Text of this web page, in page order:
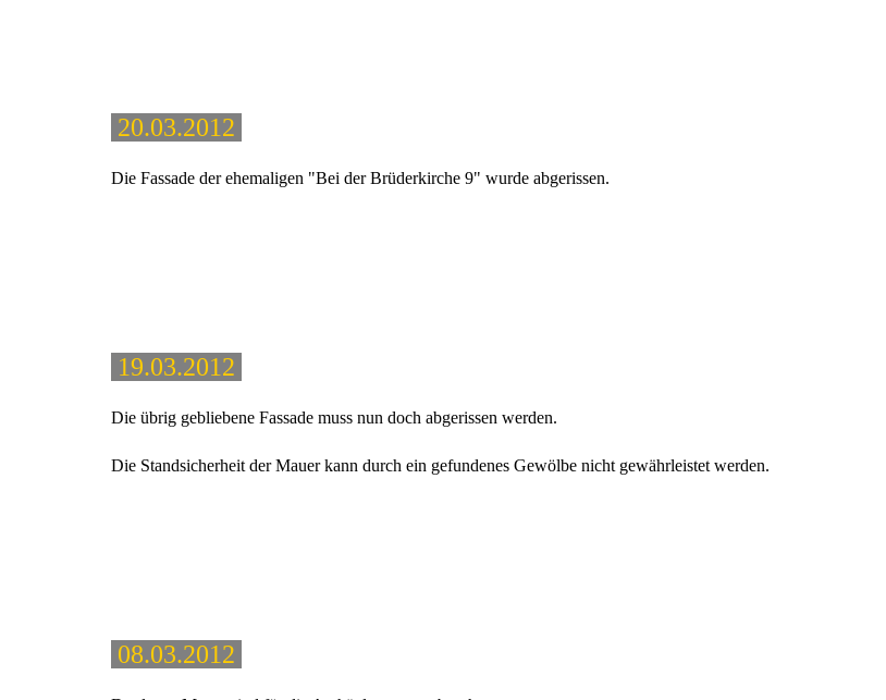
20.03.2012
Die Fassade der ehemaligen "Bei der Brüderkirche 9" wurde abgerissen.
19.03.2012
Die übrig gebliebene Fassade muss nun doch abgerissen werden.
Die Standsicherheit der Mauer kann durch ein gefundenes Gewölbe nicht gewährleistet werden.
08.03.2012